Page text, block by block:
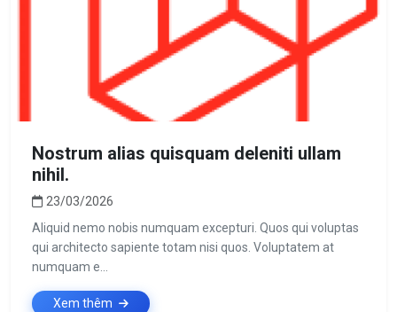
Nostrum alias quisquam deleniti ullam
nihil.
23/03/2026
Aliquid nemo nobis numquam excepturi. Quos qui voluptas
qui architecto sapiente totam nisi quos. Voluptatem at
numquam e...
Xem thêm